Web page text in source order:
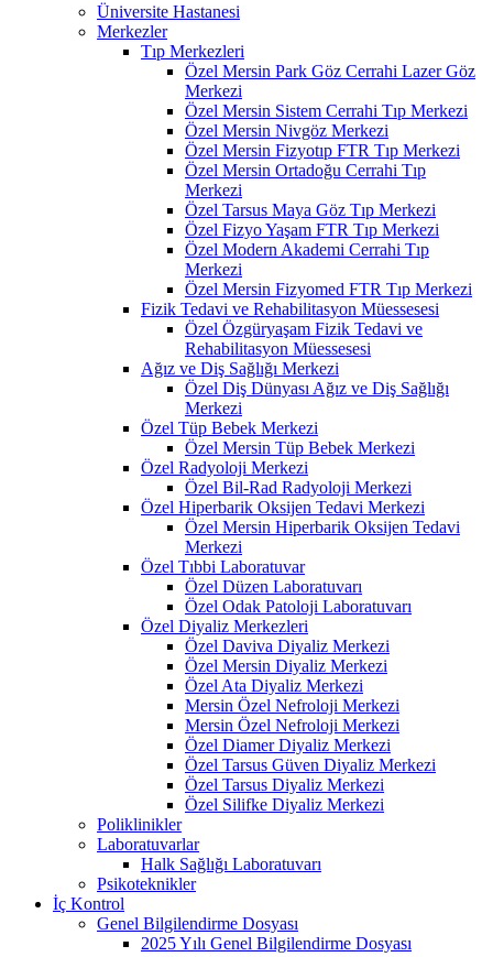
Üniversite Hastanesi
Merkezler
Tıp Merkezleri
Özel Mersin Park Göz Cerrahi Lazer Göz
Merkezi
Özel Mersin Sistem Cerrahi Tıp Merkezi
Özel Mersin Nivgöz Merkezi
Özel Mersin Fizyotıp FTR Tıp Merkezi
Özel Mersin Ortadoğu Cerrahi Tıp
Merkezi
Özel Tarsus Maya Göz Tıp Merkezi
Özel Fizyo Yaşam FTR Tıp Merkezi
Özel Modern Akademi Cerrahi Tıp
Merkezi
Özel Mersin Fizyomed FTR Tıp Merkezi
Fizik Tedavi ve Rehabilitasyon Müessesesi
Özel Özgüryaşam Fizik Tedavi ve
Rehabilitasyon Müessesesi
Ağız ve Diş Sağlığı Merkezi
Özel Diş Dünyası Ağız ve Diş Sağlığı
Merkezi
Özel Tüp Bebek Merkezi
Özel Mersin Tüp Bebek Merkezi
Özel Radyoloji Merkezi
Özel Bil-Rad Radyoloji Merkezi
Özel Hiperbarik Oksijen Tedavi Merkezi
Özel Mersin Hiperbarik Oksijen Tedavi
Merkezi
Özel Tıbbi Laboratuvar
Özel Düzen Laboratuvarı
Özel Odak Patoloji Laboratuvarı
Özel Diyaliz Merkezleri
Özel Daviva Diyaliz Merkezi
Özel Mersin Diyaliz Merkezi
Özel Ata Diyaliz Merkezi
Mersin Özel Nefroloji Merkezi
Mersin Özel Nefroloji Merkezi
Özel Diamer Diyaliz Merkezi
Özel Tarsus Güven Diyaliz Merkezi
Özel Tarsus Diyaliz Merkezi
Özel Silifke Diyaliz Merkezi
Poliklinikler
Laboratuvarlar
Halk Sağlığı Laboratuvarı
Psikoteknikler
İç Kontrol
Genel Bilgilendirme Dosyası
2025 Yılı Genel Bilgilendirme Dosyası